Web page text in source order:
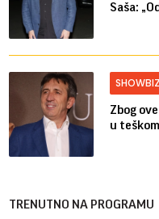
Saša:
SHOWBIZ
Zbog
u
TRENUTNO NA PROGRAMU